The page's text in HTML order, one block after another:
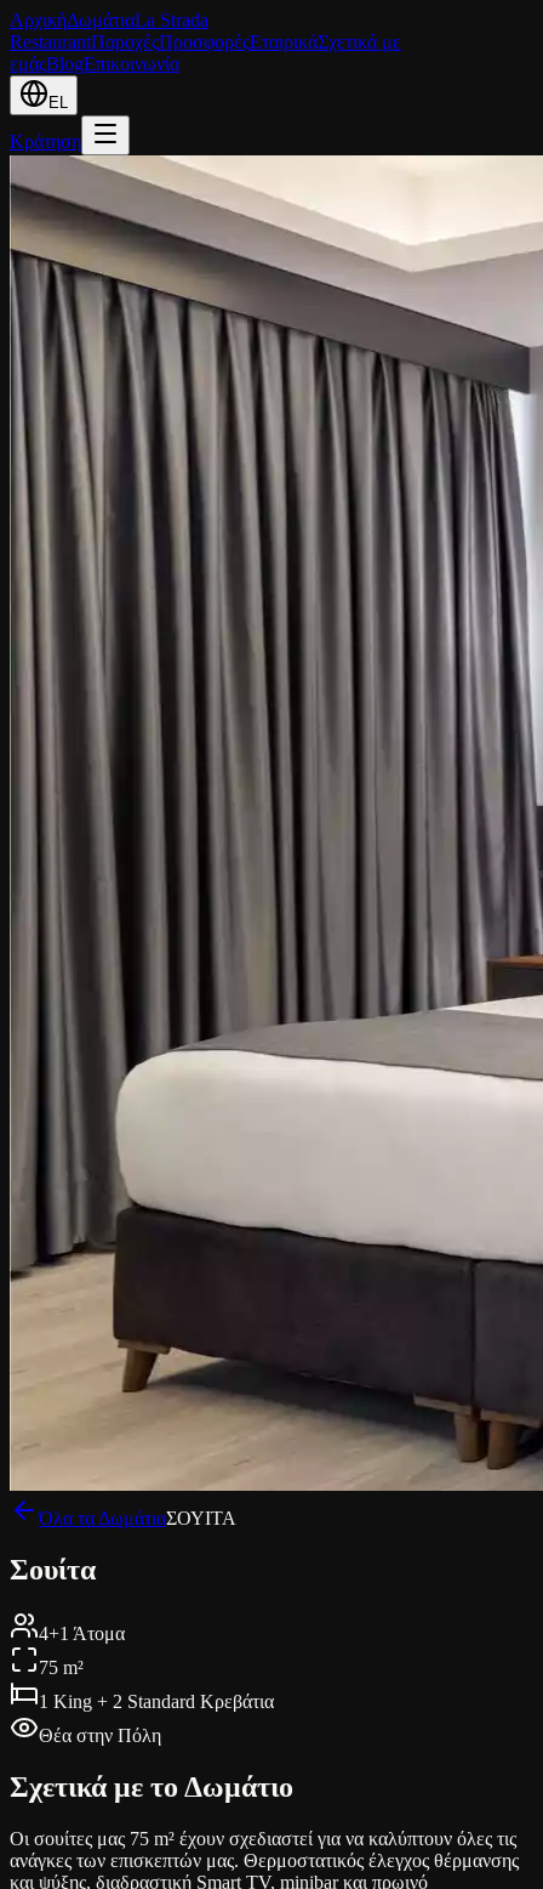
ΑρχικήΔωμάτιαLa Strada
RestaurantΠαροχέςΠροσφορέςΕταιρικάΣχετικά με
εμάςBlogΕπικοινωνία
EL
Κράτηση
Όλα τα ΔωμάτιαΣΟΥΙΤΑ
Σουίτα
4+1 Άτομα
75 m²
1 King + 2 Standard Κρεβάτια
Θέα στην Πόλη
Σχετικά με το Δωμάτιο
Οι σουίτες μας 75 m² έχουν σχεδιαστεί για να καλύπτουν όλες τις
ανάγκες των επισκεπτών μας. Θερμοστατικός έλεγχος θέρμανσης
και ψύξης, διαδραστική Smart TV, minibar και πρωινό